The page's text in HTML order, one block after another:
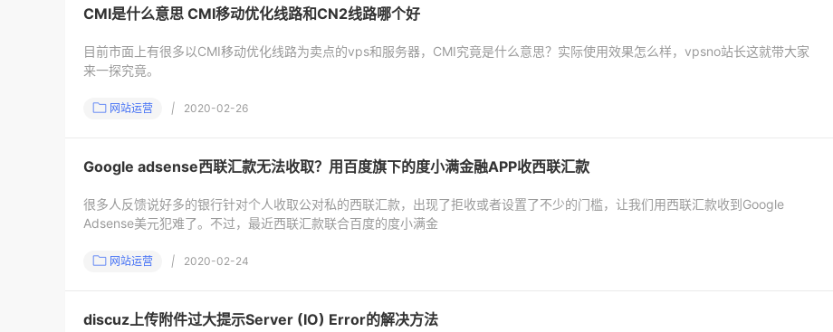
CMI是什么意思 CMI移动优化线路和CN2线路哪个好
目前市面上有很多以CMI移动优化线路为卖点的vps和服务器，CMI究竟是什么意思？实际使用效果怎么样，vpsno站长这就带大家
来一探究竟。
网站运营 | 2020-02-26
Google adsense西联汇款无法收取？用百度旗下的度小满金融APP收西联汇款
很多人反馈说好多的银行针对个人收取公对私的西联汇款，出现了拒收或者设置了不少的门槛，让我们用西联汇款收到Google
Adsense美元犯难了。不过，最近西联汇款联合百度的度小满金
网站运营 | 2020-02-24
discuz上传附件过大提示Server (IO) Error的解决方法